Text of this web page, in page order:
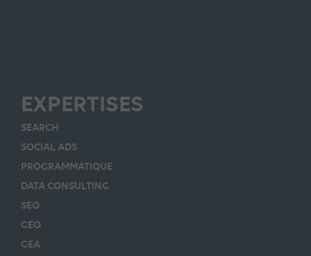
EXPERTISES
SEARCH
SOCIAL ADS
PROGRAMMATIQUE
DATA CONSULTING
SEO
GEO
GEA